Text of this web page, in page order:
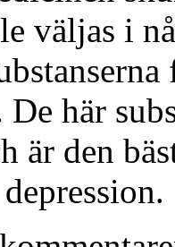
väljas i
här
är den